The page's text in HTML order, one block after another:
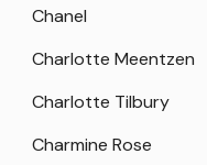
Chanel
Charlotte Meentzen
Charlotte Tilbury
Charmine Rose